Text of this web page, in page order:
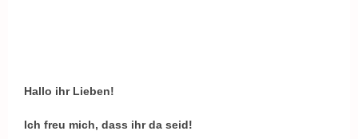
Hallo ihr Lieben!
Ich freu mich, dass ihr da seid!